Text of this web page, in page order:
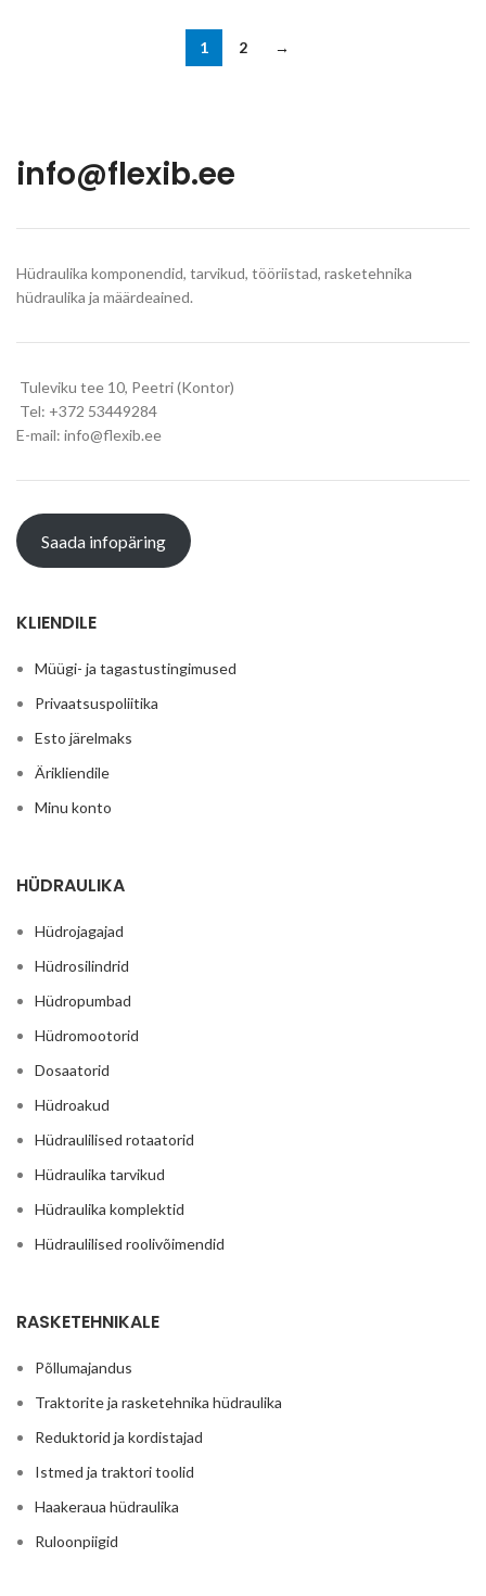
1 2 →
info@flexib.ee
Hüdraulika komponendid, tarvikud, tööriistad, rasketehnika
hüdraulika ja määrdeained.
Tuleviku tee 10, Peetri (Kontor)
Tel: +372 53449284
E-mail: info@flexib.ee
Saada infopäring
KLIENDILE
Müügi- ja tagastustingimused
Privaatsuspoliitika
Esto järelmaks
Ärikliendile
Minu konto
HÜDRAULIKA
Hüdrojagajad
Hüdrosilindrid
Hüdropumbad
Hüdromootorid
Dosaatorid
Hüdroakud
Hüdraulilised rotaatorid
Hüdraulika tarvikud
Hüdraulika komplektid
Hüdraulilised roolivõimendid
RASKETEHNIKALE
Põllumajandus
Traktorite ja rasketehnika hüdraulika
Reduktorid ja kordistajad
Istmed ja traktori toolid
Haakeraua hüdraulika
Ruloonpiigid